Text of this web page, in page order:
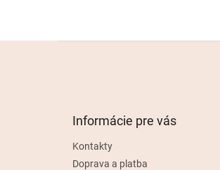
Informácie pre vás
Kontakty
Doprava a platba